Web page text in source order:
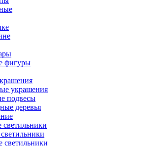
фигуры
украшения
подвесы
деревья
светильники